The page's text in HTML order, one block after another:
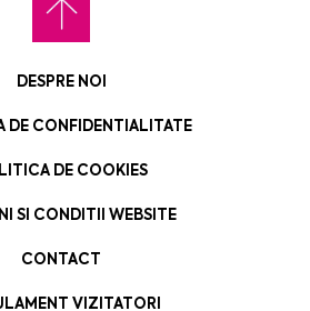
DESPRE NOI
DE CONFIDENTIALITATE
DE COOKIES
SI CONDITII WEBSITE
CONTACT
VIZITATORI